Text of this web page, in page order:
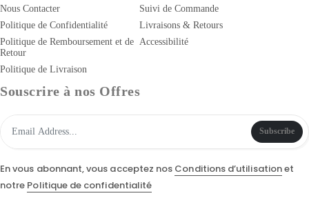
Nous Contacter
Politique de Confidentialité
Politique de Remboursement et de
Retour
Politique de Livraison
Suivi de Commande
Livraisons & Retours
Accessibilité
Souscrire à nos Offres
Subscribe
En vous abonnant, vous acceptez nos Conditions d’utilisationet
notre Politique de confidentialité